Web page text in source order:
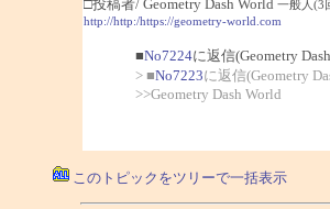
□投稿者/ Geometry Dash World 一般人(3
http://http:/https://geometry-world.com
■No7224に返信(Geometry
> ■No7223に返信(Geometry
>>Geometry Dash World
このトピックをツリーで一括表示